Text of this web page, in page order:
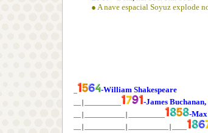
● A nave espacial Soyuz explode
-William Shakespeare
-James
-